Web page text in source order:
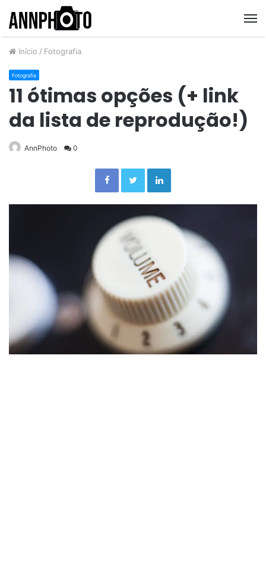
Início / Fotografia
Fotografia
11 ótimas opções (+ link
da lista de reprodução!)
AnnPhoto 0
FacebookTwitterLinkedin